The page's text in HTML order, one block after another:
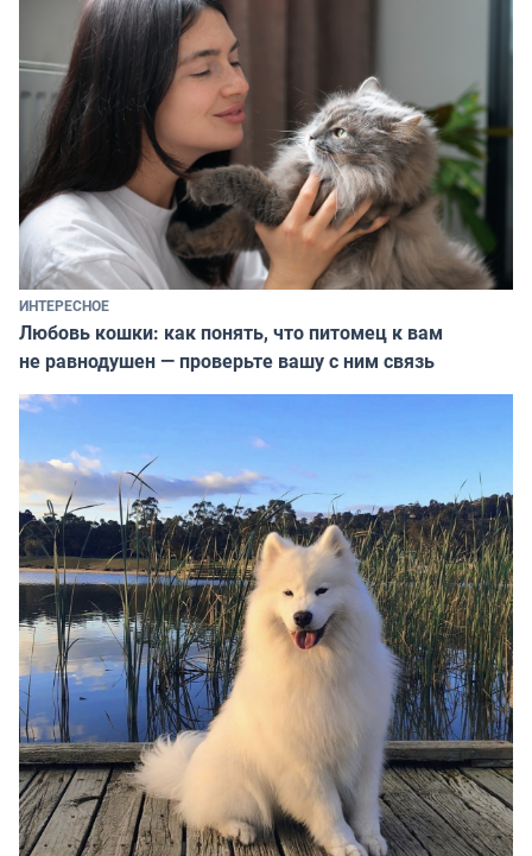
ИНТЕРЕСНОЕ
Любовь кошки: как понять, что питомец к вам
не равнодушен — проверьте вашу с ним связь